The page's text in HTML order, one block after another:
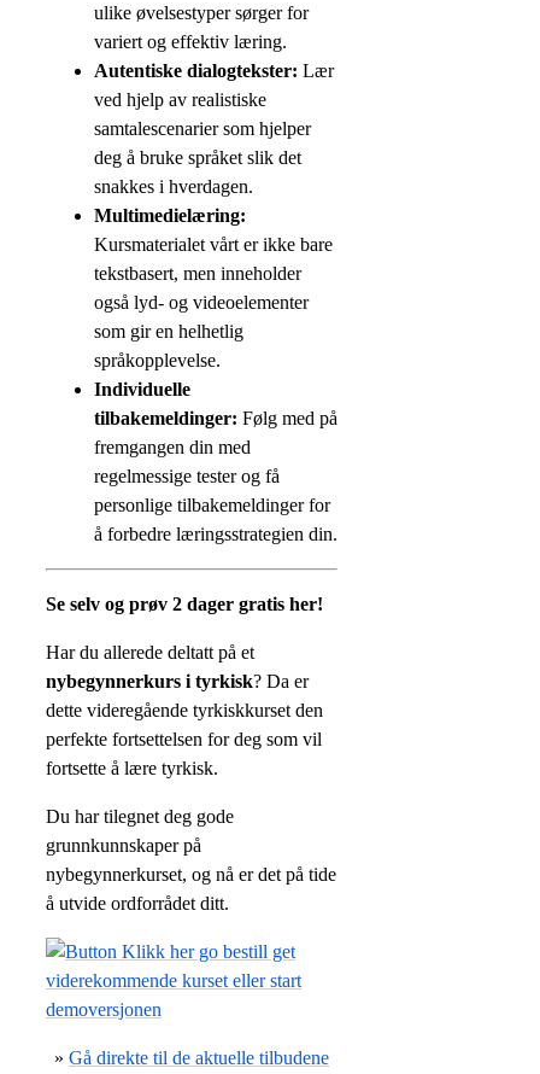
ulike øvelsestyper sørger for
variert og effektiv læring.
Autentiske dialogtekster: Lær
ved hjelp av realistiske
samtalescenarier som hjelper
deg å bruke språket slik det
snakkes i hverdagen.
Multimedielæring:
Kursmaterialet vårt er ikke bare
tekstbasert, men inneholder
også lyd- og videoelementer
som gir en helhetlig
språkopplevelse.
Individuelle
tilbakemeldinger: Følg med på
fremgangen din med
regelmessige tester og få
personlige tilbakemeldinger for
å forbedre læringsstrategien din.
Se selv og prøv 2 dager gratis her!
Har du allerede deltatt på et
nybegynnerkurs i tyrkisk? Da er
dette videregående tyrkiskkurset den
perfekte fortsettelsen for deg som vil
fortsette å lære tyrkisk.
Du har tilegnet deg gode
grunnkunnskaper på
nybegynnerkurset, og nå er det på tide
å utvide ordforrådet ditt.
»Gå direkte til de aktuelle tilbudene